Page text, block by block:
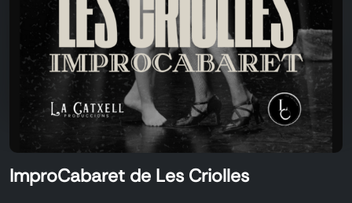
ImproCabaret de Les Criolles